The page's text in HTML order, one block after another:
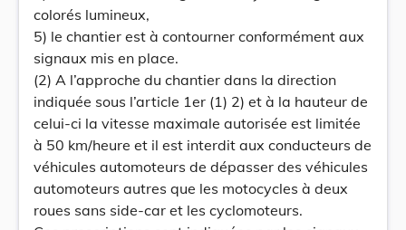
colorés lumineux,
5) le chantier est à contourner conformément aux
signaux mis en place.
(2) A l’approche du chantier dans la direction
indiquée sous l’article 1er (1) 2) et à la hauteur de
celui-ci la vitesse maximale autorisée est limitée
à 50 km/heure et il est interdit aux conducteurs de
véhicules automoteurs de dépasser des véhicules
automoteurs autres que les motocycles à deux
roues sans side-car et les cyclomoteurs.